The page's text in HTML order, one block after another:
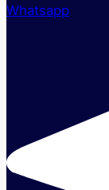
Whatsapp